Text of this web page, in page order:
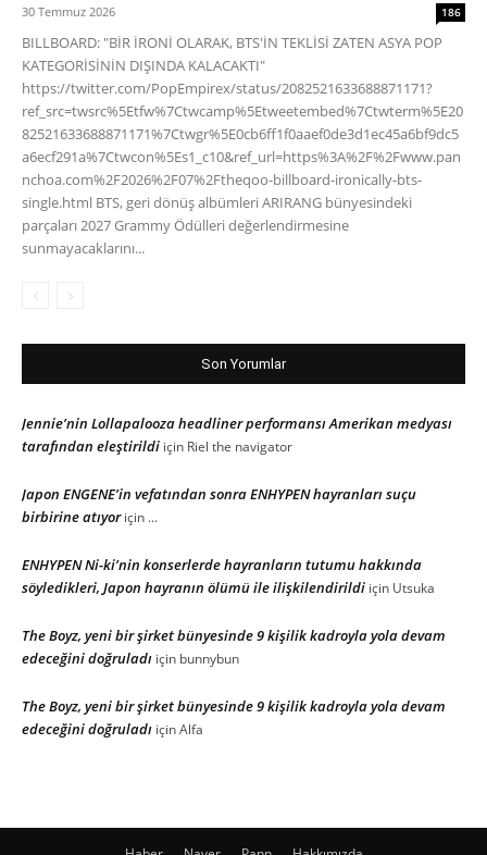
30 Temmuz 2026 186
BILLBOARD: "BİR İRONİ OLARAK, BTS'İN TEKLİSİ ZATEN ASYA POP
KATEGORİSİNİN DIŞINDA KALACAKTI"
https://twitter.com/PopEmpirex/status/2082521633688871171?
ref_src=twsrc%5Etfw%7Ctwcamp%5Etweetembed%7Ctwterm%5E20
82521633688871171%7Ctwgr%5E0cb6ff1f0aaef0de3d1ec45a6bf9dc5
a6ecf291a%7Ctwcon%5Es1_c10&ref_url=https%3A%2F%2Fwww.pan
nchoa.com%2F2026%2F07%2Ftheqoo-billboard-ironically-bts-
single.html BTS, geri dönüş albümleri ARIRANG bünyesindeki
parçaları 2027 Grammy Ödülleri değerlendirmesine
sunmayacaklarını...
Son Yorumlar
Jennie’nin Lollapalooza headliner performansı Amerikan medyası
tarafından eleştirildi için Riel the navigator
Japon ENGENE’in vefatından sonra ENHYPEN hayranları suçu
birbirine atıyoriçin ...
ENHYPEN Ni-ki’nin konserlerde hayranların tutumu hakkında
söyledikleri, Japon hayranın ölümü ile ilişkilendirildi için Utsuka
The Boyz, yeni bir şirket bünyesinde 9 kişilik kadroyla yola devam
edeceğini doğruladı için bunnybun
The Boyz, yeni bir şirket bünyesinde 9 kişilik kadroyla yola devam
edeceğini doğruladı içinAlfa